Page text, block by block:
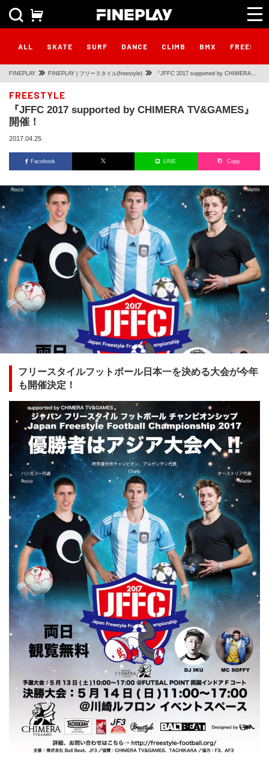
ALL SKATE SURF DANCE CLIMB BMX
FINEPLAY FINEPLAY | フリースタイル(freestyle) 『JFFC 2017 supported by CHIMERA
FREESTYLE
『JFFC 2017 supported by CHIMERA TV&GAMES』
開催！
2017.04.25
Facebook LINE Copy
フリースタイルフットボール日本一を決める大会が今年
も開催決定！